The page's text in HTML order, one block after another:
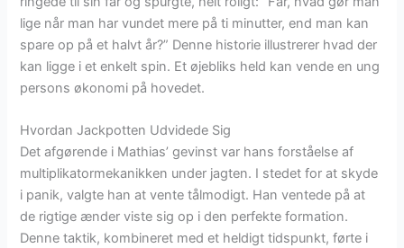
lige når man har vundet mere på ti minutter, end man kan
spare op på et halvt år?” Denne historie illustrerer hvad der
kan ligge i et enkelt spin. Et øjebliks held kan vende en ung
persons økonomi på hovedet.
Hvordan Jackpotten Udvidede Sig
Det afgørende i Mathias’ gevinst var hans forståelse af
multiplikatormekanikken under jagten. I stedet for at skyde
i panik, valgte han at vente tålmodigt. Han ventede på at
de rigtige ænder viste sig op i den perfekte formation.
Denne taktik, kombineret med et heldigt tidspunkt, førte i